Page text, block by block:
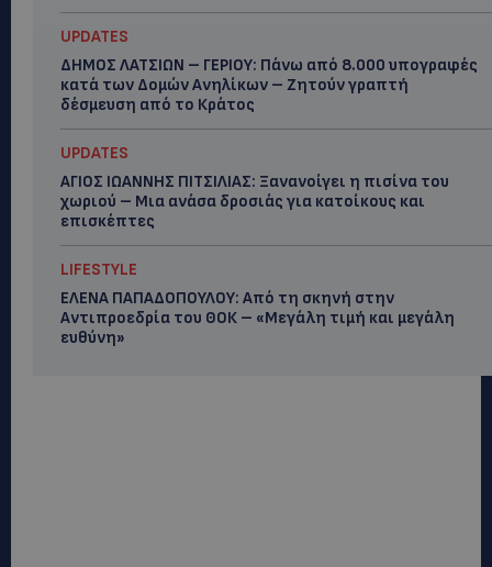
UPDATES
ΔΗΜΟΣ ΛΑΤΣΙΩΝ – ΓΕΡΙΟΥ: Πάνω από 8.000 υπογραφές
κατά των Δομών Ανηλίκων – Ζητούν γραπτή
δέσμευση από το Κράτος
UPDATES
ΑΓΙΟΣ ΙΩΑΝΝΗΣ ΠΙΤΣΙΛΙΑΣ: Ξανανοίγει η πισίνα του
χωριού – Μια ανάσα δροσιάς για κατοίκους και
επισκέπτες
LIFESTYLE
ΕΛΕΝΑ ΠΑΠΑΔΟΠΟΥΛΟΥ: Από τη σκηνή στην
Αντιπροεδρία του ΘΟΚ – «Μεγάλη τιμή και μεγάλη
ευθύνη»